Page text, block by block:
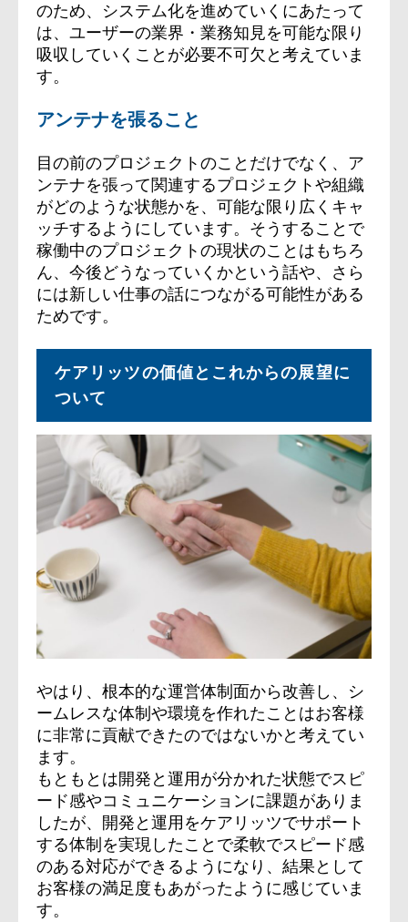
のため、システム化を進めていくにあたって
は、ユーザーの業界・業務知見を可能な限り
吸収していくことが必要不可欠と考えていま
す。
アンテナを張ること
目の前のプロジェクトのことだけでなく、ア
ンテナを張って関連するプロジェクトや組織
がどのような状態かを、可能な限り広くキャ
ッチするようにしています。そうすることで
稼働中のプロジェクトの現状のことはもちろ
ん、今後どうなっていくかという話や、さら
には新しい仕事の話につながる可能性がある
ためです。
ケアリッツの価値とこれからの展望に
ついて
やはり、根本的な運営体制面から改善し、シ
ームレスな体制や環境を作れたことはお客様
に非常に貢献できたのではないかと考えてい
ます。
もともとは開発と運用が分かれた状態でスピ
ード感やコミュニケーションに課題がありま
したが、開発と運用をケアリッツでサポート
する体制を実現したことで柔軟でスピード感
のある対応ができるようになり、結果として
お客様の満足度もあがったように感じていま
す。